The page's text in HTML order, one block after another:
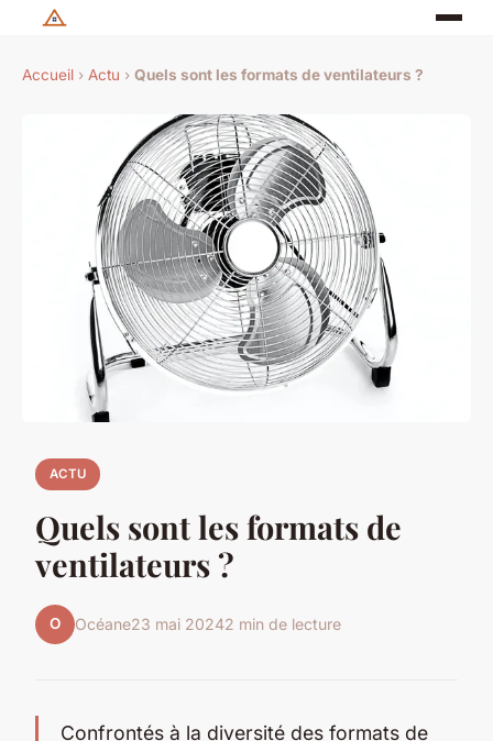
Accueil › Actu › Quels sont les formats de ventilateurs ?
ACTU
Quels sont les formats de
ventilateurs ?
O Océane23 mai 20242 min de lecture
Confrontés à la diversité des formats de